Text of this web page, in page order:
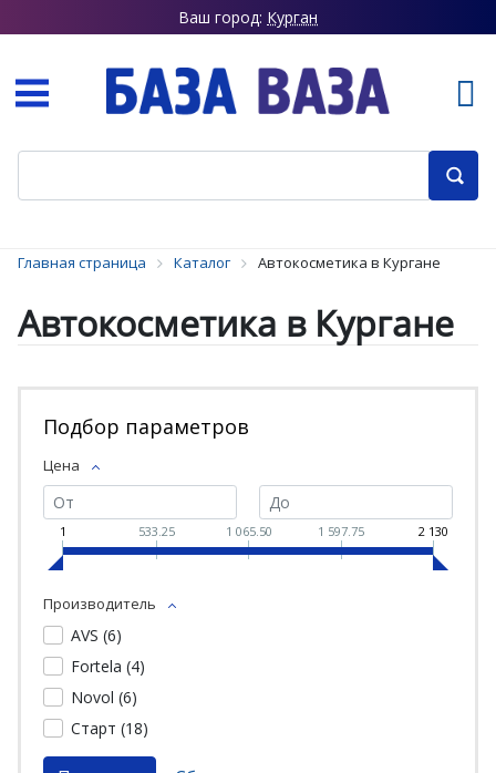
Ваш город: Курган
Главная страница Каталог Автокосметика в Кургане
Автокосметика в Кургане
Подбор параметров
Цена
1 533.25 1 065.50 1 597.75 2 130
Производитель
AVS (6)
Fortela (4)
Novol (6)
Старт (18)